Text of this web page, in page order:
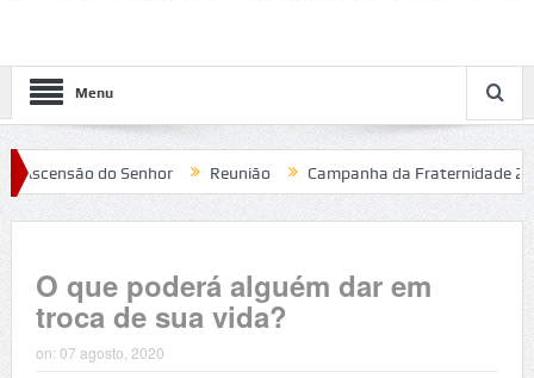
Menu
do Senhor Reunião Campanha da Fraternidade 2020
O que poderá alguém dar em
troca de sua vida?
on: 07 agosto, 2020